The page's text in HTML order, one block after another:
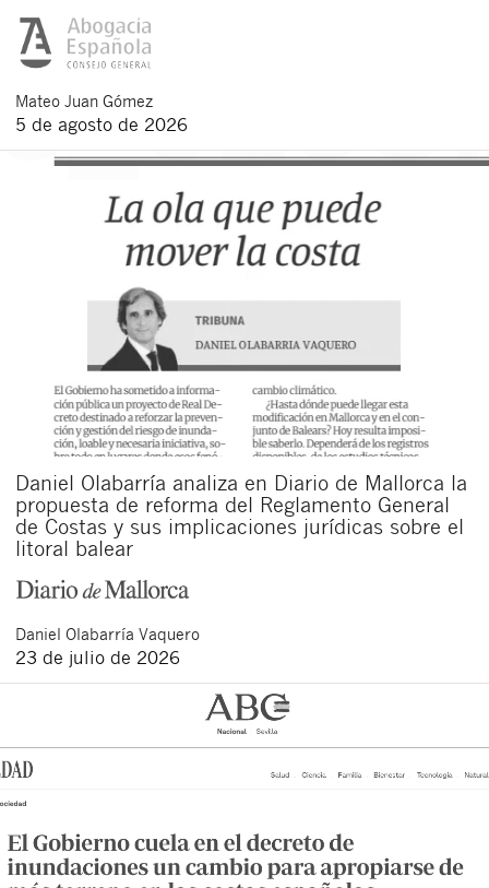
Mateo Juan Gómez
5 de agosto de 2026
Daniel Olabarría analiza en Diario de Mallorca la
propuesta de reforma del Reglamento General
de Costas y sus implicaciones jurídicas sobre el
litoral balear
Daniel Olabarría Vaquero
23 de julio de 2026